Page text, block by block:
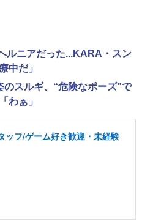
ルニアだった...KARA・スン
中だ」
スルギ、“危険なポーズ”で
わぁ」
ッフ/ゲーム好き歓迎・未経験